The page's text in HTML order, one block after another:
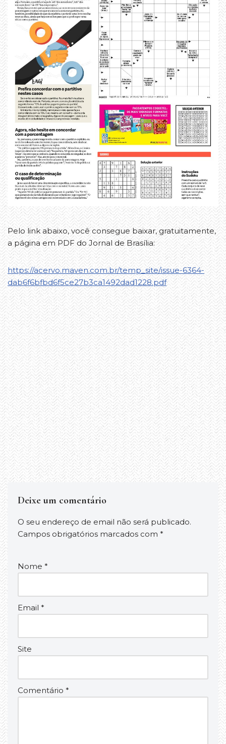
Pelo link abaixo, você consegue baixar, gratuitamente,
a página em PDF do Jornal de Brasília:
https://acervo.maven.com.br/temp_site/issue-6364-
dab6f6bfbd6f5ce27b3ca1492dad1228.pdf
Deixe um comentário
O seu endereço de email não será publicado.
Campos obrigatórios marcados com *
Nome *
Email *
Site
Comentário *